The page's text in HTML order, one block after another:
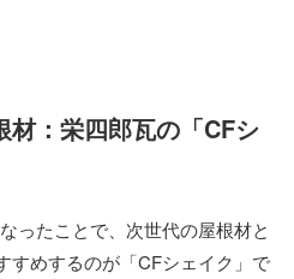
材：栄四郎瓦の「CFシ
ったことで、次世代の屋根材と
すめするのが「CFシェイク」で